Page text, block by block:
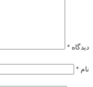
دیدگاه *
نام *